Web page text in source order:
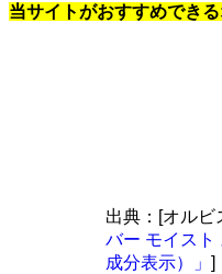
当サイトがおすすめでき
出典：[オルビ
バー モイスト
成分表示）」 ]